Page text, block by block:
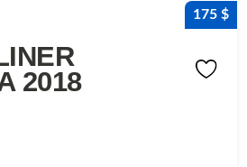
175 $
2018